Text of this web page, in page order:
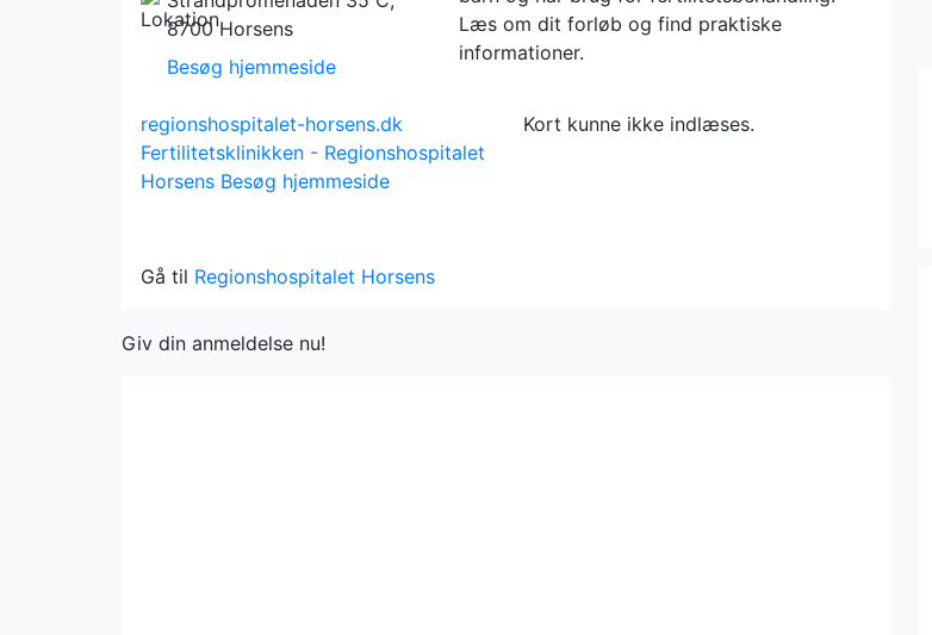
8700 Horsens
Besøg hjemmeside
Læs om dit forløb og find praktiske
informationer.
regionshospitalet-horsens.dk
Fertilitetsklinikken - Regionshospitalet
Horsens Besøg hjemmeside
Kort kunne ikke indlæses.
Gå til Regionshospitalet Horsens
Giv din anmeldelse nu!